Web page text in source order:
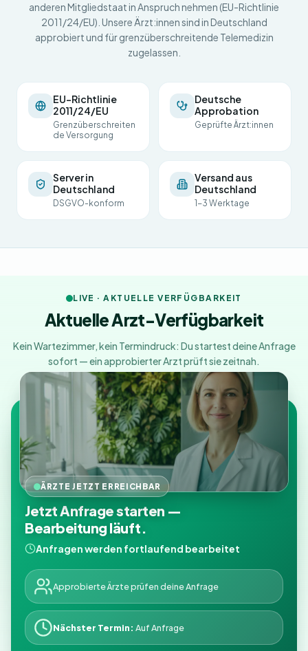
anderen Mitgliedstaat in Anspruch nehmen (EU-Richtlinie
2011/24/EU). Unsere Ärzt:innen sind in Deutschland
approbiert und für grenzüberschreitende Telemedizin
zugelassen.
EU-Richtlinie
2011/24/EU
Grenzüberschreiten
de Versorgung
Deutsche
Approbation
Geprüfte Ärzt:innen
Server in
Deutschland
DSGVO-konform
Versand aus
Deutschland
1-3 Werktage
LIVE · AKTUELLE VERFÜGBARKEIT
Aktuelle Arzt-Verfügbarkeit
Kein Wartezimmer, kein Termindruck: Du startest deine Anfrage
sofort — ein approbierter Arzt prüft sie zeitnah.
ÄRZTE JETZT ERREICHBAR
Jetzt Anfrage starten —
Bearbeitung läuft.
Anfragen werden fortlaufend bearbeitet
Approbierte Ärzte prüfen deine Anfrage
Nächster Termin: Auf Anfrage